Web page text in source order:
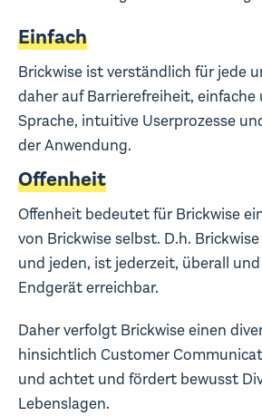
Einfach
Brickwise ist verständlich für jede
daher auf Barrierefreiheit,
Sprache, intuitive Userprozesse
der Anwendung.
Offenheit
Offenheit bedeutet für Brickwise
von Brickwise selbst. D.h.
und jeden, ist jederzeit, überall
Endgerät erreichbar.
Daher verfolgt Brickwise einen
hinsichtlich Customer
und achtet und fördert bewusst
Lebenslagen.